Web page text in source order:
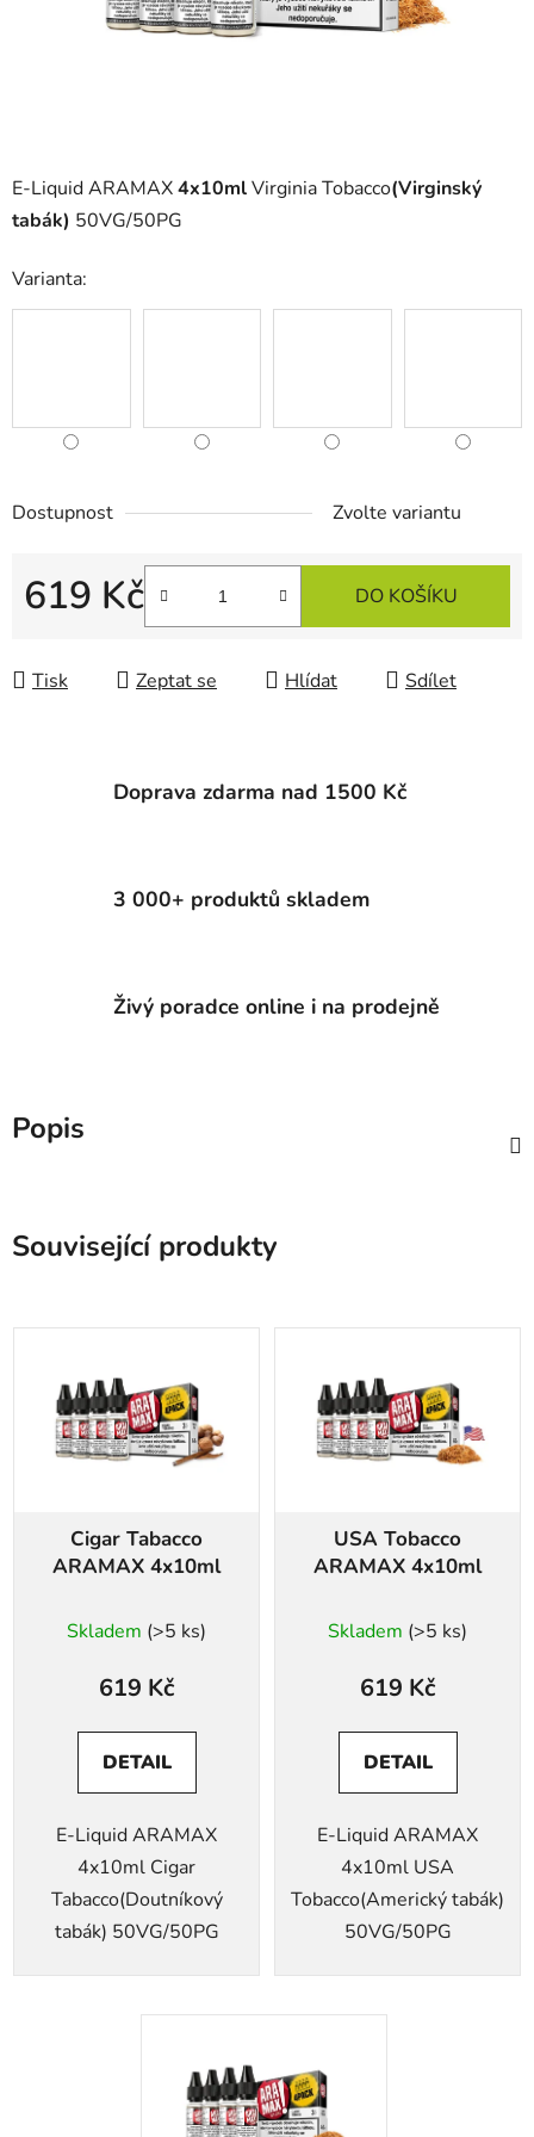
E-Liquid ARAMAX4x10mlVirginia Tobacco(Virginský
tabák) 50VG/50PG
Varianta:
Dostupnost Zvolte variantu
619 Kč DO KOŠÍKU
Tisk Zeptat se Hlídat Sdílet
Doprava zdarma nad 1500 Kč
3 000+ produktů skladem
Živý poradce online i na prodejně
Popis
Související produkty
Cigar Tabacco
ARAMAX 4x10ml
Skladem (>5 ks)
619 Kč
DETAIL
E-Liquid ARAMAX
4x10ml Cigar
Tabacco(Doutníkový
tabák) 50VG/50PG
USA Tobacco
ARAMAX 4x10ml
Skladem (>5 ks)
619 Kč
DETAIL
E-Liquid ARAMAX
4x10ml USA
Tobacco(Americký tabák)
50VG/50PG